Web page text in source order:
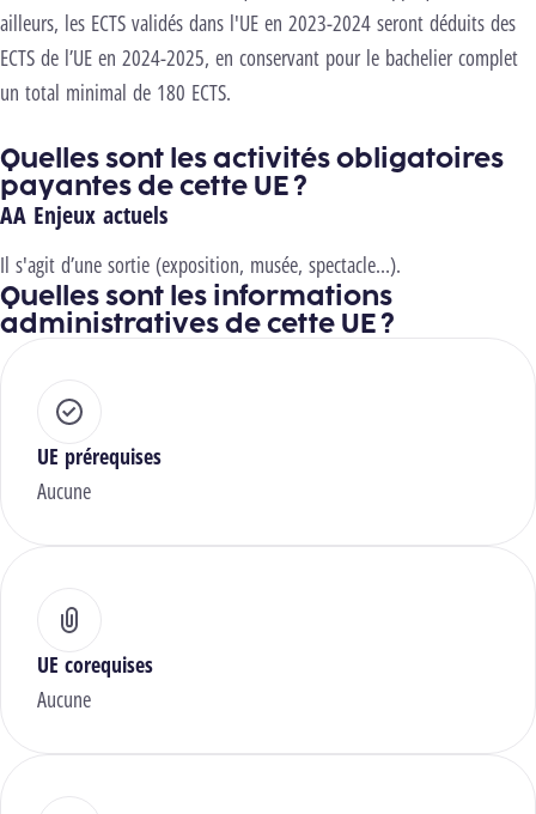
ailleurs, les ECTS validés dans l'UE en 2023-2024 seront déduits des
ECTS de l’UE en 2024-2025, en conservant pour le bachelier complet
un total minimal de 180 ECTS.
Quelles sont les activités obligatoires
payantes de cette UE ?
AA Enjeux actuels
Il s'agit d’une sortie (exposition, musée, spectacle…).
Quelles sont les informations
administratives de cette UE ?
UE prérequises
Aucune
UE corequises
Aucune